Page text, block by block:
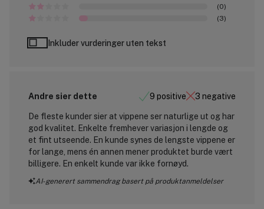
(0)
(3)
Inkluder vurderinger uten tekst
Andre sier dette 9 positive 3 negative
De fleste kunder sier at vippene ser naturlige ut og har
god kvalitet. Enkelte fremhever variasjon i lengde og
et fint utseende. En kunde synes de lengste vippene er
for lange, mens én annen mener produktet burde vært
billigere. En enkelt kunde var ikke fornøyd.
AI-generert sammendrag basert på produktanmeldelser